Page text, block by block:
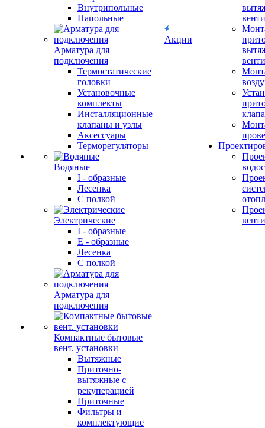
Внутрипольные
Напольные
Арматура для
подключения
Термостатические
головки
Установочные
комплекты
Инсталляционные
клапаны и узлы
Аксессуары
Терморегуляторы
Водяные
I - образные
Лесенка
С полкой
Электрические
I - образные
E - образные
Лесенка
С полкой
Арматура для
подключения
Компактные бытовые
вент. установки
Вытяжные
Приточно-
вытяжные с
рекуперацией
Приточные
Фильтры и
комплектующие
Акции